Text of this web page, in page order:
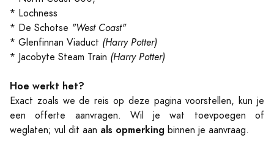
* Lochness
* De Schotse "West Coast"
* Glenfinnan Viaduct (Harry Potter)
* Jacobyte Steam Train (Harry Potter)
Hoe werkt het?
Exact zoals we de reis op deze pagina voorstellen, kun je
een offerte aanvragen. Wil je wat toevpoegen of
weglaten; vul dit aan als opmerking binnen je aanvraag.